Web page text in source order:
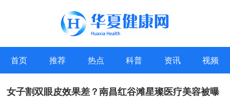
首页 推荐 热点 科普 资讯 视频
女子割双眼皮效果差？南昌红谷滩星璨医疗美容被曝